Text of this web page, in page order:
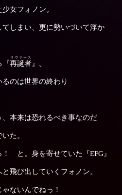
女フォノン。
しまい、更に勢いづいて浮か
『再誕者
リヴァース
』。
のは世界の終わり
本来は恐れるべき事なのだ
た。
と。身を寄せていた『EFG』
飛び出していくフォノン。
ないんでねっ！